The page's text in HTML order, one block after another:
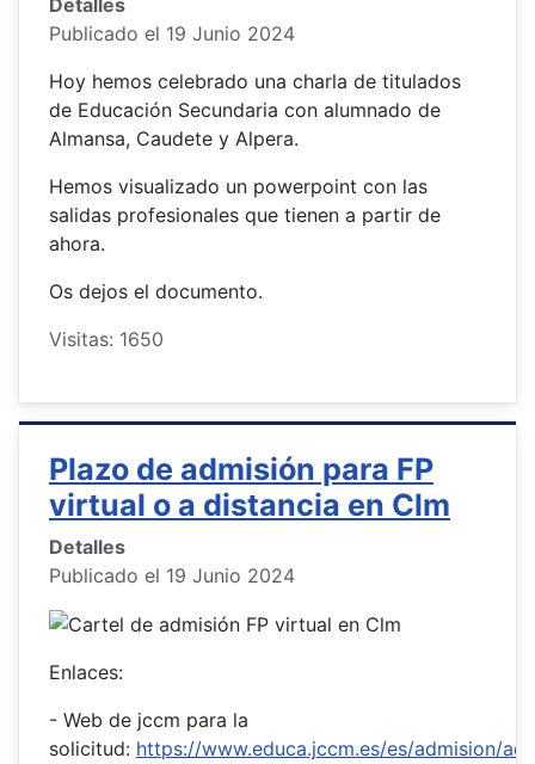
Publicado el 19 Junio 2024
Hoy hemos celebrado una charla de titulados
de Educación Secundaria con alumnado de
Almansa, Caudete y Alpera.
Hemos visualizado un powerpoint con las
salidas profesionales que tienen a partir de
ahora.
Os dejos el documento.
Visitas: 1650
Plazo de admisión para FP
virtual o a distancia en Clm
Detalles
Publicado el 19 Junio 2024
Enlaces:
- Web de jccm para la
solicitud: https://www.educa.jccm.es/es/admision/